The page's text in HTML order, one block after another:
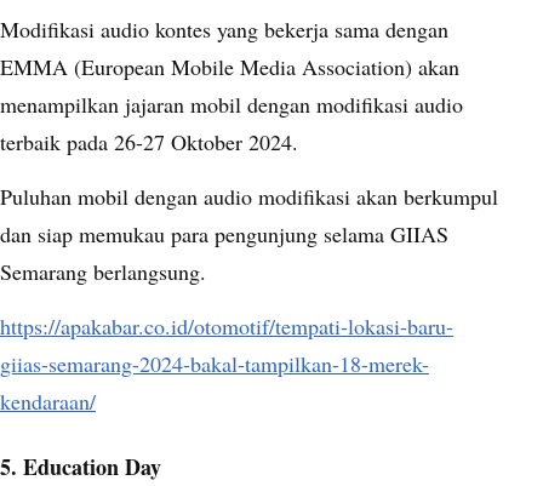
Modifikasi audio kontes yang bekerja sama dengan
EMMA (European Mobile Media Association) akan
menampilkan jajaran mobil dengan modifikasi audio
terbaik pada 26-27 Oktober 2024.
Puluhan mobil dengan audio modifikasi akan berkumpul
dan siap memukau para pengunjung selama GIIAS
Semarang berlangsung.
https://apakabar.co.id/otomotif/tempati-lokasi-baru-
giias-semarang-2024-bakal-tampilkan-18-merek-
kendaraan/
5. Education Day